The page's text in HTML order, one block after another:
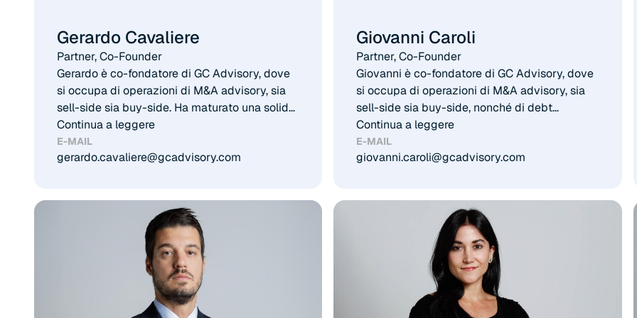
Gerardo Cavaliere
Partner, Co-Founder​
Gerardo è co-fondatore di GC Advisory, dove
si occupa di operazioni di M&A advisory, sia
sell-side sia buy-side. Ha maturato una solida
esperienza in diversi settori chiave, tra cui
aerospace, software e ICT, industrial e
business services. Gerardo si è laureato in
di fondare GC Advisory, ha maturato
esperienze in primarie banche d’affari
internazionali e studi professionali, dove ha
maturato esperienze in debt restructuring,
operazioni straordinarie, wealth management
e governance familiare.
Continua a leggere
E-MAIL
gerardo.cavaliere@gcadvisory.com
Giovanni Caroli
Partner, Co-Founder​
Giovanni è co-fondatore di GC Advisory, dove
si occupa di operazioni di M&A advisory, sia
sell-side sia buy-side, nonché di debt
advisory. Ha maturato una solida esperienza
in diversi settori chiave, tra cui aerospace,
software & technology, healthcare, consumer,
società di consulenza e studi professionali, e
ha conseguito un Master in Management
presso l’Università Bocconi e un Master in
International Taxation presso l’Università di
Continua a leggere
E-MAIL
giovanni.caroli@gcadvisory.com